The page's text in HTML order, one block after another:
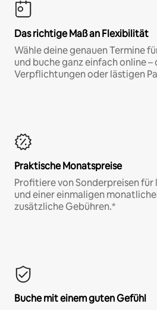
Das richtige Maß an Flexibilität
Wähle deine genauen Termine
und buche ganz einfach online
Verpflichtungen oder lästigen
Praktische Monatspreise
Profitiere von Sonderpreisen
und einer einmaligen
zusätzliche Gebühren.*
Buche mit einem guten Gefühl